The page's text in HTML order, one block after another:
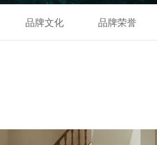
品牌文化 品牌荣誉